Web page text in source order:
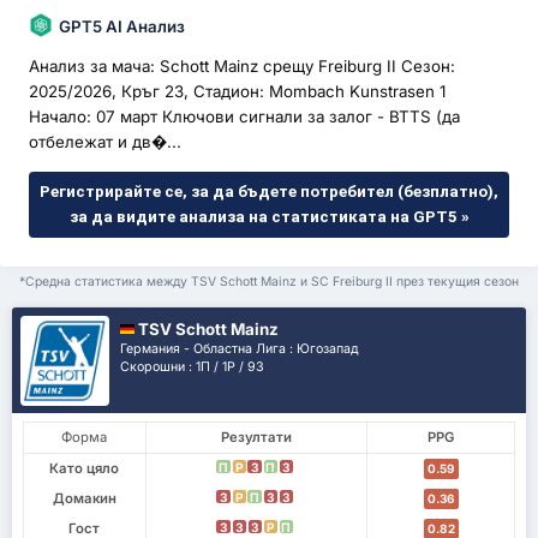
GPT5 AI Анализ
Анализ за мача: Schott Mainz срещу Freiburg II Сезон:
2025/2026, Кръг 23, Стадион: Mombach Kunstrasen 1
Начало: 07 март Ключови сигнали за залог - BTTS (да
отбележат и дв�...
Регистрирайте се, за да бъдете потребител (безплатно),
за да видите анализа на статистиката на GPT5 »
*Средна статистика между TSV Schott Mainz и SC Freiburg II през текущия сезон
TSV Schott Mainz
Германия - Областна Лига : Югозапад
Скорошни : 1П / 1P / 9З
Форма Резултати
PPG
Като цяло
П P З П З 0.59
Домакин З P П З З 0.36
Гост З З З P П 0.82